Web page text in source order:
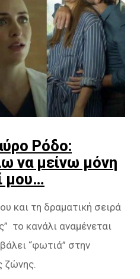
Ρόδο:
να μείνω μόνη
μου…
και τη δραματική σειρά
το κανάλι αναμένεται
“φωτιά” στην
ζώνης.